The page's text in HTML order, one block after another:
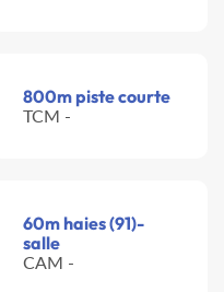
800m piste courte
TCM -
60m haies (91)-
salle
CAM -